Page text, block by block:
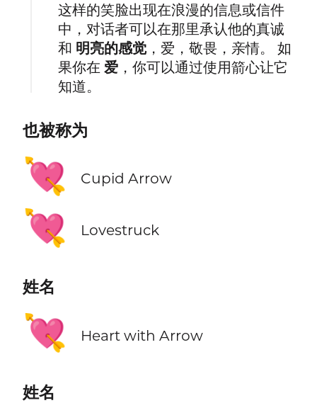
这样的笑脸出现在浪漫的信息或信件
中，对话者可以在那里承认他的真诚
和 明亮的感觉，爱，敬畏，亲情。 如
果你在爱 ，你可以通过使用箭心让它
知道。
也被称为
💘 Cupid Arrow
💘 Lovestruck
姓名
💘 Heart with Arrow
姓名